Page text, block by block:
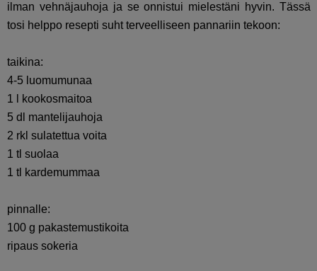
ilman vehnäjauhoja ja se onnistui mielestäni hyvin. Tässä
tosi helppo resepti suht terveelliseen pannariin tekoon:
taikina:
4-5 luomumunaa
1 l kookosmaitoa
5 dl mantelijauhoja
2 rkl sulatettua voita
1 tl suolaa
1 tl kardemummaa
pinnalle:
100 g pakastemustikoita
ripaus sokeria